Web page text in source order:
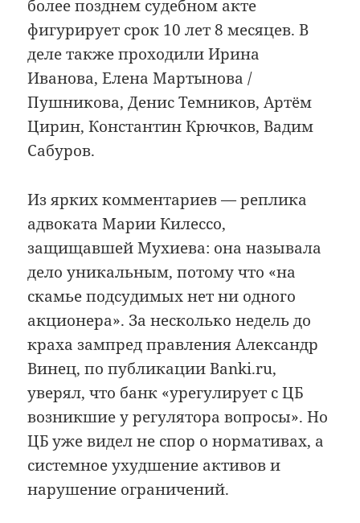
более позднем судебном акте
фигурирует срок 10 лет 8 месяцев. В
деле также проходили Ирина
Иванова, Елена Мартынова /
Пушникова, Денис Темников, Артём
Цирин, Константин Крючков, Вадим
Сабуров.
Из ярких комментариев — реплика
адвоката Марии Килессо,
защищавшей Мухиева: она называла
дело уникальным, потому что «на
скамье подсудимых нет ни одного
акционера». За несколько недель до
краха зампред правления Александр
Винец, по публикации Banki.ru,
уверял, что банк «урегулирует с ЦБ
возникшие у регулятора вопросы». Но
ЦБ уже видел не спор о нормативах, а
системное ухудшение активов и
нарушение ограничений.